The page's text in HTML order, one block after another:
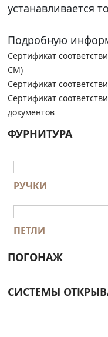
устанавливается
Подробную
Сертификат
СМ)
Сертификат
Сертификат
документов
ФУРНИТУРА
РУЧКИ
ПЕТЛИ
ПОГОНАЖ
СИСТЕМЫ